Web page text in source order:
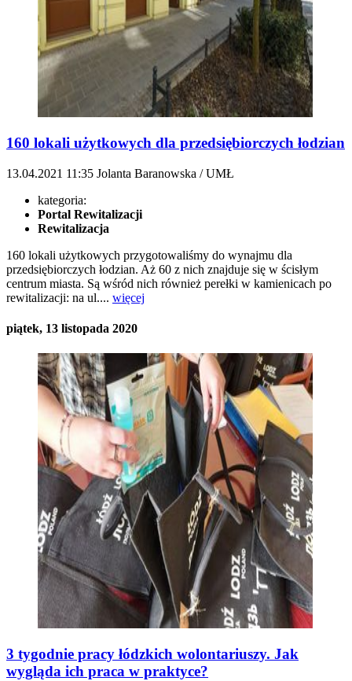
160 lokali użytkowych dla przedsiębiorczych łodzian
13.04.2021 11:35 Jolanta Baranowska / UMŁ
kategoria:
Portal Rewitalizacji
Rewitalizacja
160 lokali użytkowych przygotowaliśmy do wynajmu dla
przedsiębiorczych łodzian. Aż 60 z nich znajduje się w ścisłym
centrum miasta. Są wśród nich również perełki w kamienicach po
rewitalizacji: na ul.... więcej
piątek, 13 listopada 2020
3 tygodnie pracy łódzkich wolontariuszy. Jak
wygląda ich praca w praktyce?